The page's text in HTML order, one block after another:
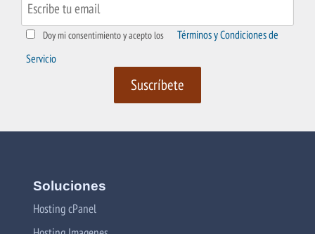
Doy mi consentimiento y acepto los
Términos y Condiciones de
Servicio
Soluciones
Hosting cPanel